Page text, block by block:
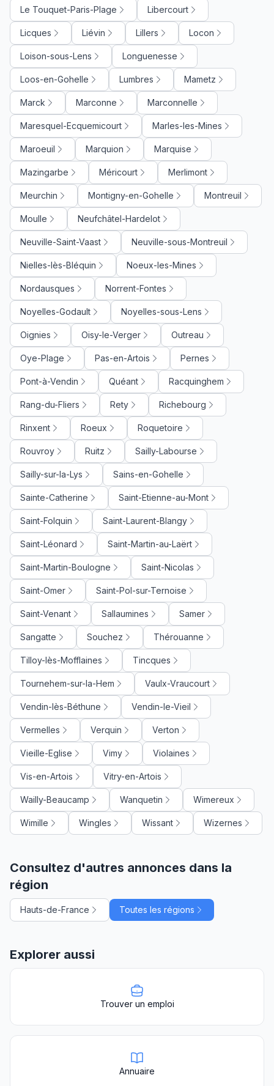
Le Touquet-Paris-Plage Libercourt
Licques Liévin Lillers Locon
Loison-sous-Lens Longuenesse
Loos-en-Gohelle Lumbres Mametz
Marck Marconne Marconnelle
Maresquel-Ecquemicourt Marles-les-Mines
Maroeuil Marquion Marquise
Mazingarbe Méricourt Merlimont
Meurchin Montigny-en-Gohelle Montreuil
Moulle Neufchâtel-Hardelot
Neuville-Saint-Vaast Neuville-sous-Montreuil
Nielles-lès-Bléquin Noeux-les-Mines
Nordausques Norrent-Fontes
Noyelles-Godault Noyelles-sous-Lens
Oignies Oisy-le-Verger Outreau
Oye-Plage Pas-en-Artois Pernes
Pont-à-Vendin Quéant Racquinghem
Rang-du-Fliers Rety Richebourg
Rinxent Roeux Roquetoire
Rouvroy Ruitz Sailly-Labourse
Sailly-sur-la-Lys Sains-en-Gohelle
Sainte-Catherine Saint-Etienne-au-Mont
Saint-Folquin Saint-Laurent-Blangy
Saint-Léonard Saint-Martin-au-Laërt
Saint-Martin-Boulogne Saint-Nicolas
Saint-Omer Saint-Pol-sur-Ternoise
Saint-Venant Sallaumines Samer
Sangatte Souchez Thérouanne
Tilloy-lès-Mofflaines Tincques
Tournehem-sur-la-Hem Vaulx-Vraucourt
Vendin-lès-Béthune Vendin-le-Vieil
Vermelles Verquin Verton
Vieille-Eglise Vimy Violaines
Vis-en-Artois Vitry-en-Artois
Wailly-Beaucamp Wanquetin Wimereux
Wimille Wingles Wissant Wizernes
Consultez d'autres annonces dans la
région
Hauts-de-France Toutes les régions
Explorer aussi
Trouver un emploi
Annuaire